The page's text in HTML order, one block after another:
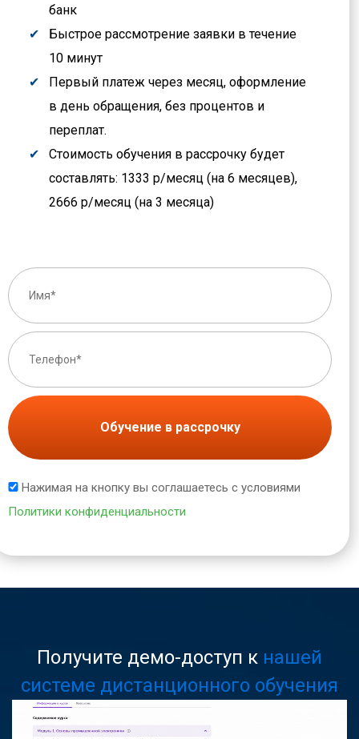
банк
Быстрое рассмотрение заявки в течение
10 минут
Первый платеж через месяц, оформление
в день обращения, без процентов и
переплат.
Стоимость обучения в рассрочку будет
составлять: 1333 р/месяц (на 6 месяцев),
2666 р/месяц (на 3 месяца)
Обучение в рассрочку
Нажимая на кнопку вы соглашаетесь с условиями
Политики конфиденциальности
Получите демо-доступ к нашей
системе дистанционного обучения